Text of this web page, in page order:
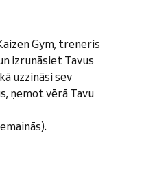
Gym, treneris
izrunāsiet Tavus
uzzināsi sev
ņemot vērā Tavu